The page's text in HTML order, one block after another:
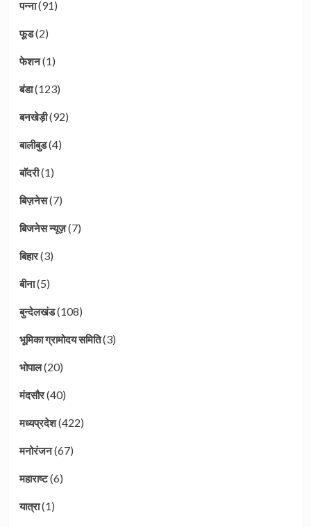
पन्ना(91)
फूड(2)
फेशन(1)
बंडा(123)
बनखेड़ी(92)
बालीबुड(4)
बाॅदरी(1)
बिज़नेस(7)
बिजनेस न्यूज़(7)
बिहार(3)
बीना(5)
बुन्देलखंड(108)
भूमिका ग्रामोदय समिति(3)
भोपाल(20)
मंदसौर(40)
मध्यप्रदेश(422)
मनोरंजन(67)
महाराष्ट(6)
यात्रा(1)